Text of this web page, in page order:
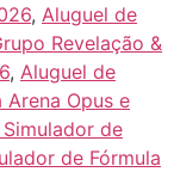
, Aluguel de
Revelação &
, Aluguel de
Arena Opus e
de
de Fórmula